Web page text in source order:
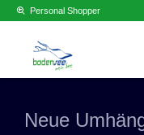
Personal Shopper
Neue